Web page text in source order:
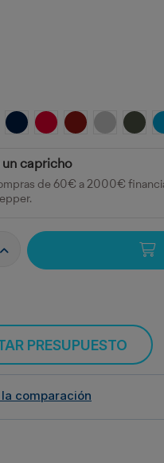
MARINOROJO GRANATE
GRIS
un capricho
de 60€ a 2000€
PRESUPUESTO
comparación